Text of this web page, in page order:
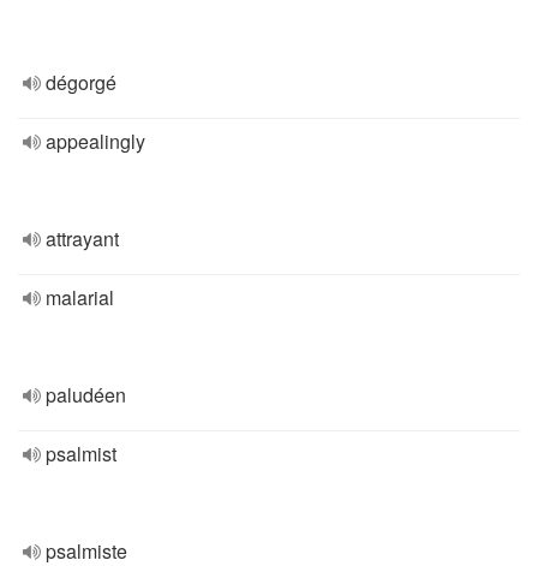
dégorgé
appealingly
attrayant
malarial
paludéen
psalmist
psalmiste